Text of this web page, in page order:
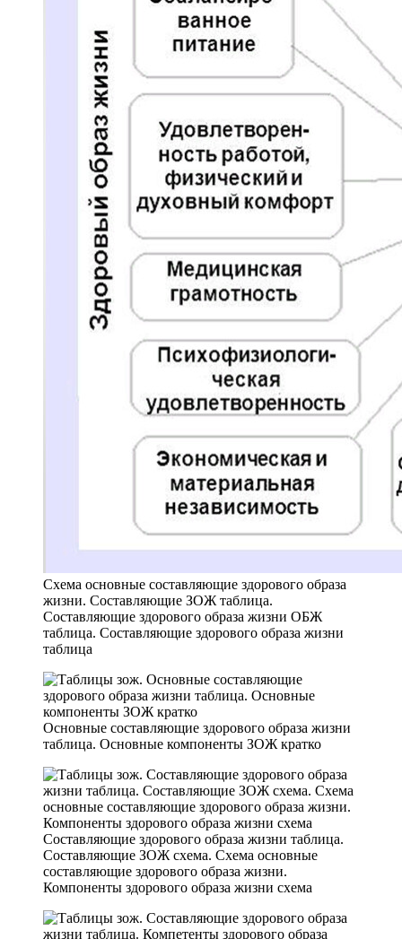
Схема основные составляющие здорового образа
жизни. Составляющие ЗОЖ таблица.
Составляющие здорового образа жизни ОБЖ
таблица. Составляющие здорового образа жизни
таблица
Основные составляющие здорового образа жизни
таблица. Основные компоненты ЗОЖ кратко
Составляющие здорового образа жизни таблица.
Составляющие ЗОЖ схема. Схема основные
составляющие здорового образа жизни.
Компоненты здорового образа жизни схема